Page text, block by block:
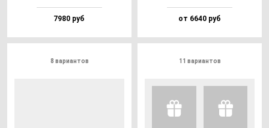
7980 руб от 6640 руб
8 вариантов 11 вариантов